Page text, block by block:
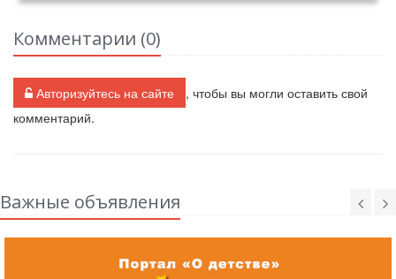
Комментарии (0)
Авторизуйтесь на сайте
, чтобы вы могли оставить свой
комментарий.
Важные объявления